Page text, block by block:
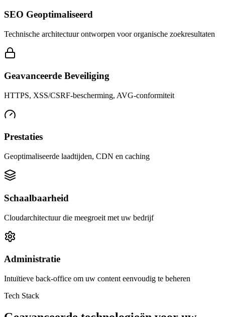
SEO Geoptimaliseerd
Technische architectuur ontworpen voor organische zoekresultaten
Geavanceerde Beveiliging
HTTPS, XSS/CSRF-bescherming, AVG-conformiteit
Prestaties
Geoptimaliseerde laadtijden, CDN en caching
Schaalbaarheid
Cloudarchitectuur die meegroeit met uw bedrijf
Administratie
Intuïtieve back-office om uw content eenvoudig te beheren
Tech Stack